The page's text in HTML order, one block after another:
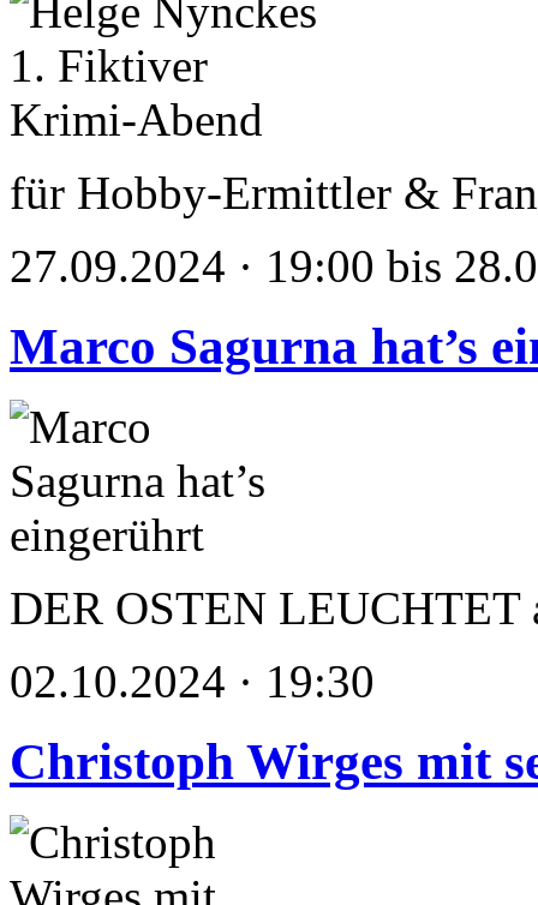
für Hobby-Ermittler &
27.09.2024 · 19:00 bis
Marco Sagurna hat’s
DER OSTEN
02.10.2024 · 19:30
Christoph Wirges mit